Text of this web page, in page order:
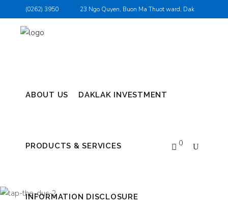
(0262) 3950
23 Ngo Quyen, Buon Ma Thuot ward, Dak
ABOUT US DAKLAK INVESTMENT
PRODUCTS & SERVICES
INFORMATION DISCLOSURE
0